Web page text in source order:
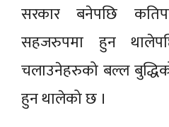
सरकार बनेपछि
सहजरुपमा हुन
चलाउनेहरुको बल्ल
हुन थालेको छ ।